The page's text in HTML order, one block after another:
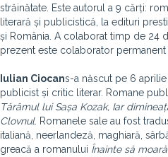
străinătate. Este autorul a 9 cărți:
literară și publicistică, la edituri
și România. A colaborat timp de 24
prezent este colaborator permanent
Iulian Ciocans-a născut pe 6 aprilie
publicist și critic literar. Romane
Tărâmul lui Sașa Kozak, Iar
Clovnul. Romanele sale au fost
italiană, neerlandeză, maghiară,
greacă a romanului Înainte să